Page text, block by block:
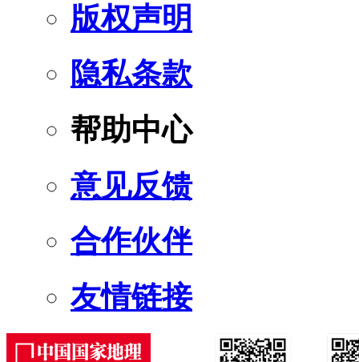
版权声明
隐私条款
帮助中心
意见反馈
合作伙伴
友情链接